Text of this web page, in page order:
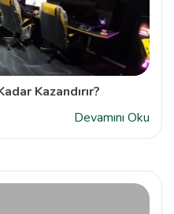
Kazandırır?
Devamını Oku